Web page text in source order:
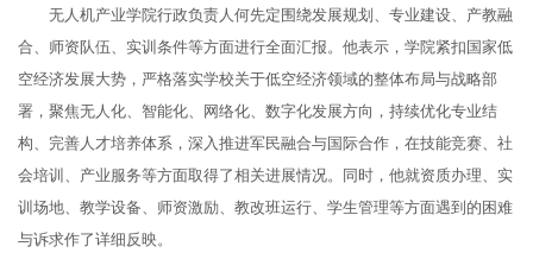
无人机产业学院行政负责人何先定围绕发展规划、专业建设、产教融
合、师资队伍、实训条件等方面进行全面汇报。他表示，学院紧扣国家低
空经济发展大势，严格落实学校关于低空经济领域的整体布局与战略部
署，聚焦无人化、智能化、网络化、数字化发展方向，持续优化专业结
构、完善人才培养体系，深入推进军民融合与国际合作，在技能竞赛、社
会培训、产业服务等方面取得了相关进展情况。同时，他就资质办理、实
训场地、教学设备、师资激励、教改班运行、学生管理等方面遇到的困难
与诉求作了详细反映。